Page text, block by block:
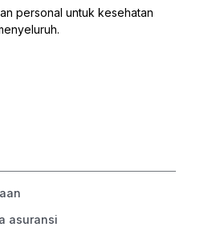
personal untuk kesehatan
asuransi